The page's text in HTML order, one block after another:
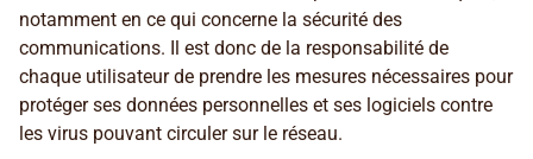
notamment en ce qui concerne la sécurité des
communications. Il est donc de la responsabilité de
chaque utilisateur de prendre les mesures nécessaires pour
protéger ses données personnelles et ses logiciels contre
les virus pouvant circuler sur le réseau.